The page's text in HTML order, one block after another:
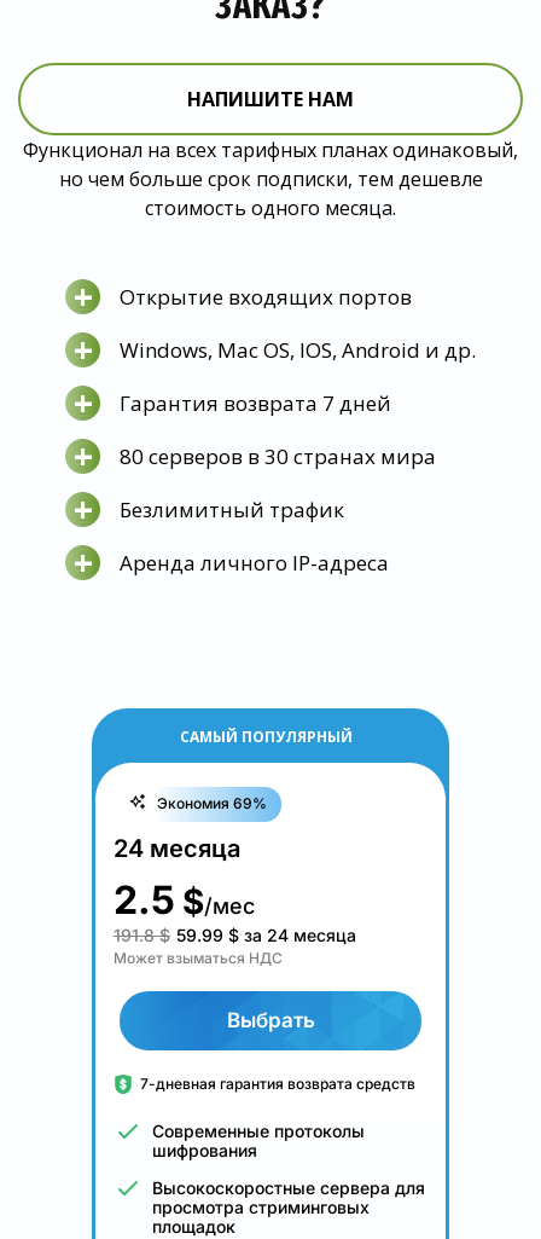
НАПИШИТЕ НАМ
Функционал на всех тарифных планах одинаковый,
но чем больше срок подписки, тем дешевле
стоимость одного месяца.
+ Открытие входящих портов
+ Windows, Mac OS, IOS, Android и др.
+ Гарантия возврата 7 дней
+ 80 серверов в 30 странах мира
+ Безлимитный трафик
+ Аренда личного IP-адреса
САМЫЙ ПОПУЛЯРНЫЙ
Экономия 69%
24 месяца
2.5 $/мес
191.8 $ 59.99 $ за 24 месяца
Может взыматься НДС
Выбрать
7-дневная гарантия возврата средств
Современные протоколы
шифрования
Высокоскоростные сервера для
просмотра стриминговых
площадок